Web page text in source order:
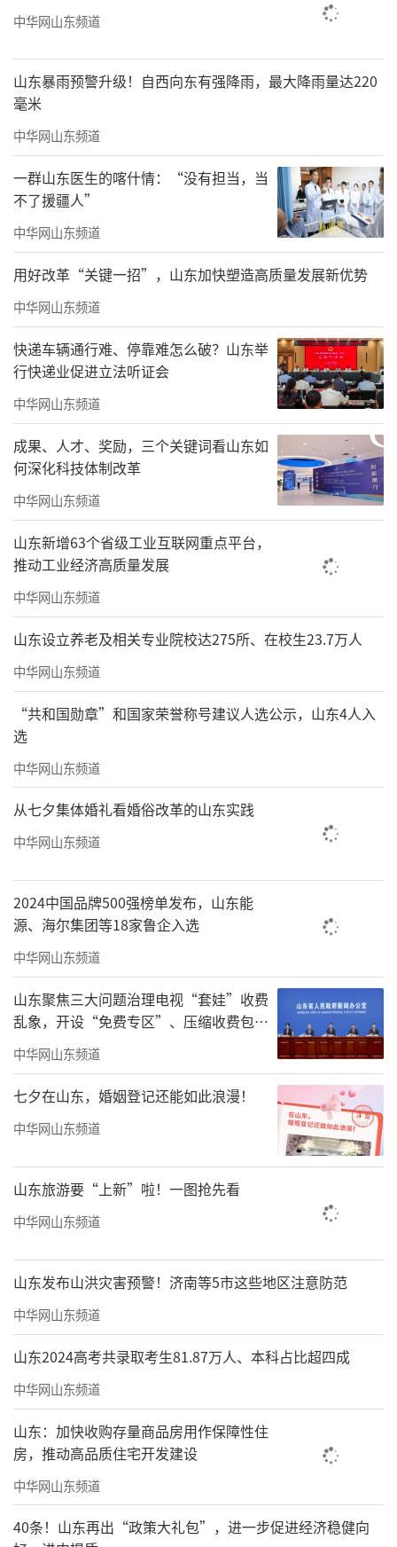
中华网山东频道
山东暴雨预警升级！自西向东有强降雨，最大降雨量达220
毫米
中华网山东频道
一群山东医生的喀什情：“没有担当，当
不了援疆人”
中华网山东频道
用好改革“关键一招”，山东加快塑造高质量发展新优势
中华网山东频道
快递车辆通行难、停靠难怎么破？山东举
行快递业促进立法听证会
中华网山东频道
成果、人才、奖励，三个关键词看山东如
何深化科技体制改革
中华网山东频道
山东新增63个省级工业互联网重点平台，
推动工业经济高质量发展
中华网山东频道
山东设立养老及相关专业院校达275所、在校生23.7万人
中华网山东频道
“共和国勋章”和国家荣誉称号建议人选公示，山东4人入
选
中华网山东频道
从七夕集体婚礼看婚俗改革的山东实践
中华网山东频道
2024中国品牌500强榜单发布，山东能
源、海尔集团等18家鲁企入选
中华网山东频道
山东聚焦三大问题治理电视“套娃”收费
乱象，开设“免费专区”、压缩收费包比
例70%以上
中华网山东频道
七夕在山东，婚姻登记还能如此浪漫！
中华网山东频道
山东旅游要“上新”啦！一图抢先看
中华网山东频道
山东发布山洪灾害预警！济南等5市这些地区注意防范
中华网山东频道
山东2024高考共录取考生81.87万人、本科占比超四成
中华网山东频道
山东：加快收购存量商品房用作保障性住
房，推动高品质住宅开发建设
中华网山东频道
40条！山东再出“政策大礼包”，进一步促进经济稳健向